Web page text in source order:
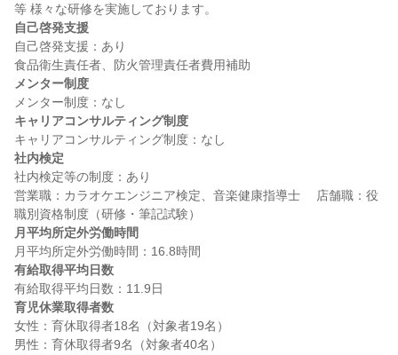
自己啓発支援
自己啓発支援：あり
メンター制度
キャリアコンサルティング制度
社内検定
社内検定等の制度：あり
営業職：カラオケエンジニア検定、音楽健康指導士　 店舗職：役
月平均所定外労働時間
有給取得平均日数
育児休業取得者数
女性：育休取得者18名（対象者19名）